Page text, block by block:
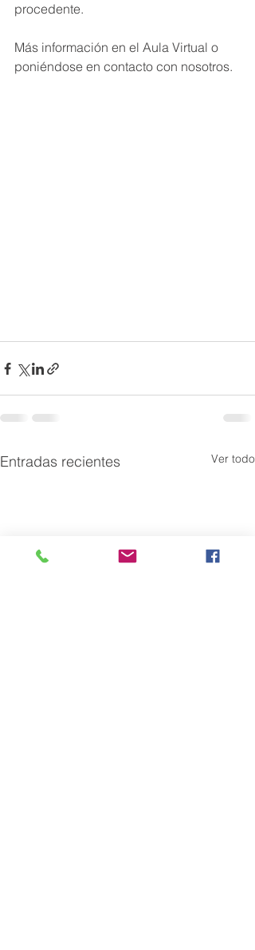
procedente.
Más información en el Aula Virtual o
poniéndose en contacto con nosotros.
Entradas recientes Ver todo